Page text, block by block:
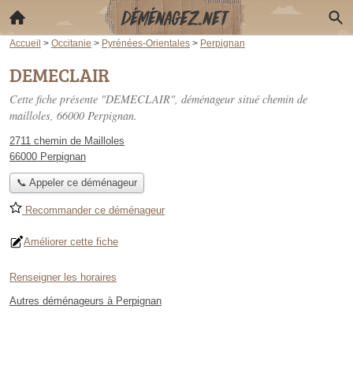
Accueil > Occitanie > Pyrénées-Orientales > Perpignan
DEMECLAIR
Cette fiche présente "DEMECLAIR", déménageur situé chemin de
mailloles, 66000 Perpignan.
2711 chemin de Mailloles
66000 Perpignan
📞 Appeler ce déménageur
Recommander ce déménageur
Améliorer cette fiche
Renseigner les horaires
Autres déménageurs à Perpignan